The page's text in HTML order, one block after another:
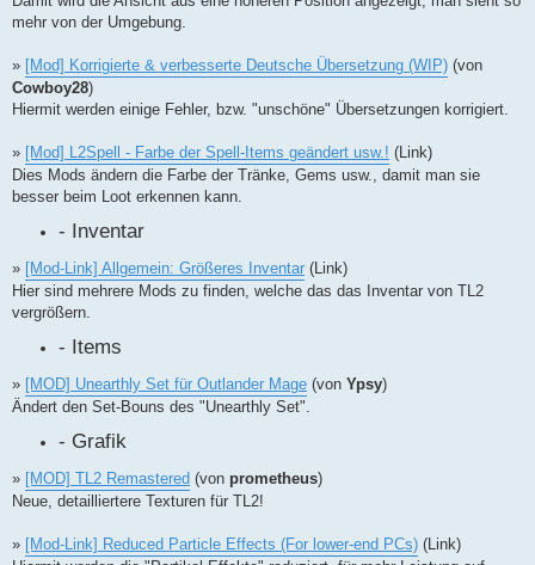
mehr von der Umgebung.
» [Mod] Korrigierte & verbesserte Deutsche Übersetzung (WIP) (von
Cowboy28)
Hiermit werden einige Fehler, bzw. "unschöne" Übersetzungen korrigiert.
» [Mod] L2Spell - Farbe der Spell-Items geändert usw.! (Link)
Dies Mods ändern die Farbe der Tränke, Gems usw., damit man sie
besser beim Loot erkennen kann.
- Inventar
» [Mod-Link] Allgemein: Größeres Inventar (Link)
Hier sind mehrere Mods zu finden, welche das das Inventar von TL2
vergrößern.
- Items
» [MOD] Unearthly Set für Outlander Mage (von Ypsy)
Ändert den Set-Bouns des "Unearthly Set".
- Grafik
» [MOD] TL2 Remastered (von prometheus)
Neue, detailliertere Texturen für TL2!
» [Mod-Link] Reduced Particle Effects (For lower-end PCs) (Link)